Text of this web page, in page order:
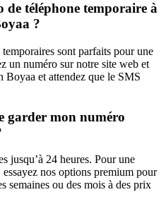
téléphone temporaire à
?
sont parfaits pour une
un numéro sur notre site web et
Boyaa et attendez que le SMS
garder mon numéro
jusqu’à 24 heures. Pour une
nos options premium pour
semaines ou des mois à des prix